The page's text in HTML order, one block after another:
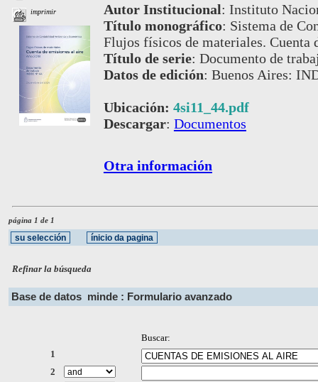
imprimir Autor Institucional: Instituto
Título monográfico: Sistema de
Flujos físicos de materiales. Cuenta
Título de serie: Documento de
Datos de edición: Buenos Aires:
Ubicación: 4si11_44.pdf
Descargar: Documentos
Otra información
página 1 de 1
Refinar la búsqueda
Base de datos minde : Formulario avanzado
Buscar:
1
2